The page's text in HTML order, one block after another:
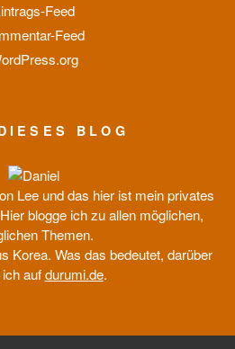
Feed
Feed
BLOG
Lee und das hier ist mein privates
blogge ich zu allen möglichen,
Themen.
Korea. Was das bedeutet, darüber
aufdurumi.de.